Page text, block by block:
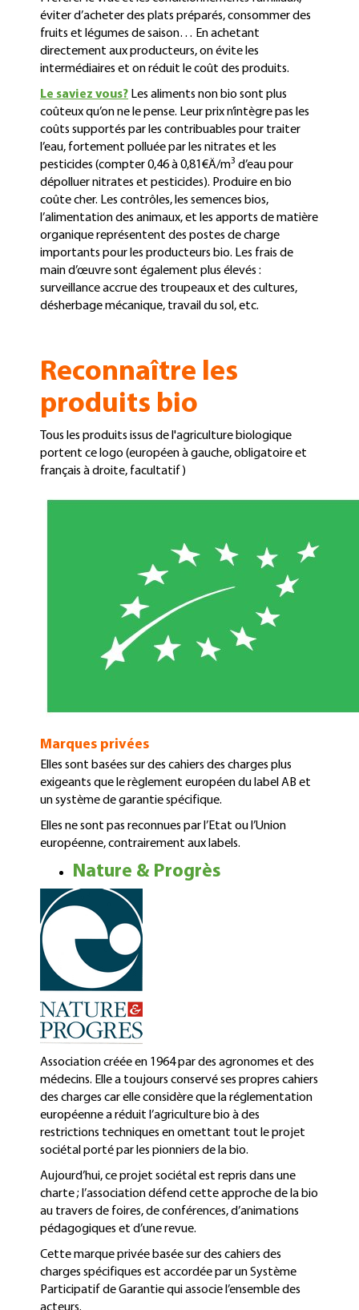
éviter d’acheter des plats préparés, consommer des
fruits et légumes de saison… En achetant
directement aux producteurs, on évite les
intermédiaires et on réduit le coût des produits.
Le saviez vous? Les aliments non bio sont plus
coûteux qu’on ne le pense. Leur prix n’intègre pas les
coûts supportés par les contribuables pour traiter
l’eau, fortement polluée par les nitrates et les
pesticides (compter 0,46 à 0,81€Ä/m3 d’eau pour
dépolluer nitrates et pesticides). Produire en bio
coûte cher. Les contrôles, les semences bios,
l’alimentation des animaux, et les apports de matière
organique représentent des postes de charge
importants pour les producteurs bio. Les frais de
main d’œuvre sont également plus élevés :
surveillance accrue des troupeaux et des cultures,
désherbage mécanique, travail du sol, etc.
Reconnaître les
produits bio
Tous les produits issus de l'agriculture biologique
portent ce logo (européen à gauche, obligatoire et
français à droite, facultatif)
Marques privées
Elles sont basées sur des cahiers des charges plus
exigeants que le règlement européen du label AB et
un système de garantie spécifique.
Elles ne sont pas reconnues par l’Etat ou l’Union
européenne, contrairement aux labels.
Nature & Progrès
Association créée en 1964 par des agronomes et des
médecins. Elle a toujours conservé ses propres cahiers
des charges car elle considère que la réglementation
européenne a réduit l’agriculture bio à des
restrictions techniques en omettant tout le projet
sociétal porté par les pionniers de la bio.
Aujourd’hui, ce projet sociétal est repris dans une
charte ; l’association défend cette approche de la bio
au travers de foires, de conférences, d’animations
pédagogiques et d’une revue.
Cette marque privée basée sur des cahiers des
charges spécifiques est accordée par un Système
Participatif de Garantie qui associe l’ensemble des
acteurs.